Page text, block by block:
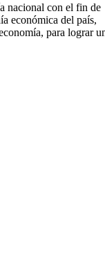
nacional con el fin de
económica del país,
para lograr